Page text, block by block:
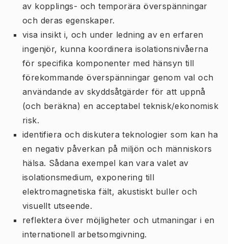
av kopplings- och temporära överspänningar
och deras egenskaper.
visa insikt i, och under ledning av en erfaren
ingenjör, kunna koordinera isolationsnivåerna
för specifika komponenter med hänsyn till
förekommande överspänningar genom val och
användande av skyddsåtgärder för att uppnå
(och beräkna) en acceptabel teknisk/ekonomisk
risk.
identifiera och diskutera teknologier som kan ha
en negativ påverkan på miljön och människors
hälsa. Sådana exempel kan vara valet av
isolationsmedium, exponering till
elektromagnetiska fält, akustiskt buller och
visuellt utseende.
reflektera över möjligheter och utmaningar i en
internationell arbetsomgivning.